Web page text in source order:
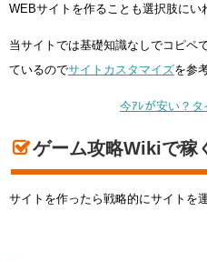
WEBサイトを作ることも選択肢にい
当サイトでは基礎知識なしでコピペ
ているのでサイトカスタマイズを参
今ｱﾚが安い？タ
ゲーム攻略Wikiで稼
サイトを作ったら戦略的にサイトを